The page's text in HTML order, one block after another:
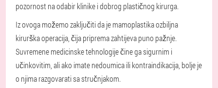
pozornost na odabir klinike i dobrog plastičnog kirurga.
Iz ovoga možemo zaključiti da je mamoplastika ozbiljna
kirurška operacija, čija priprema zahtijeva puno pažnje.
Suvremene medicinske tehnologije čine ga sigurnim i
učinkovitim, ali ako imate nedoumica ili kontraindikacija, bolje je
o njima razgovarati sa stručnjakom.